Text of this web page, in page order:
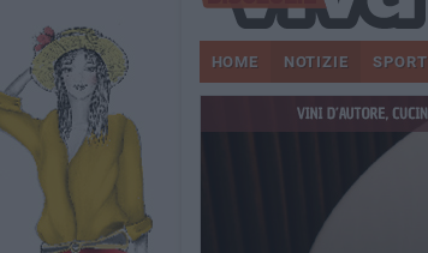
HOME NOTIZIE SPORT